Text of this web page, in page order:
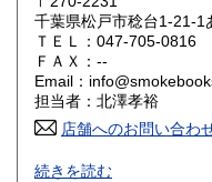
岡山県
山口県
香川県
千葉県松戸市稔台1-21-1
ＴＥＬ：047-705-0816
ＦＡＸ：--
Email：
担当者：北澤孝裕
店舗へのお問い合わ
-
続きを読む